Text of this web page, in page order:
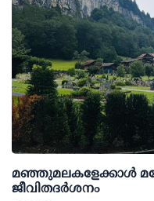
മഞ്ഞുമലകളേക്കാൾ
ജീവിതദർശനം